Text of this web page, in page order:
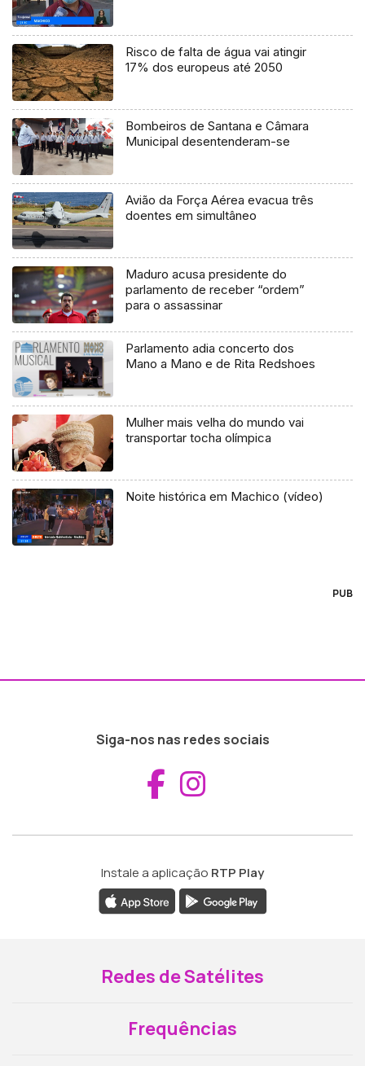
Risco de falta de água vai atingir
17% dos europeus até 2050
Bombeiros de Santana e Câmara
Municipal desentenderam-se
Avião da Força Aérea evacua três
doentes em simultâneo
Maduro acusa presidente do
parlamento de receber “ordem”
para o assassinar
Parlamento adia concerto dos
Mano a Mano e de Rita Redshoes
Mulher mais velha do mundo vai
transportar tocha olímpica
Noite histórica em Machico (vídeo)
PUB
Siga-nos nas redes sociais
Aceder ao
Instale a aplicação RTP Play
Redes de Satélites
Frequências